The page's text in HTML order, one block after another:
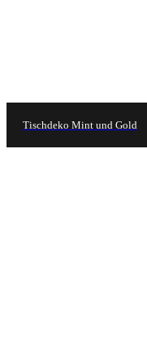
Tischdeko Mint und Gold